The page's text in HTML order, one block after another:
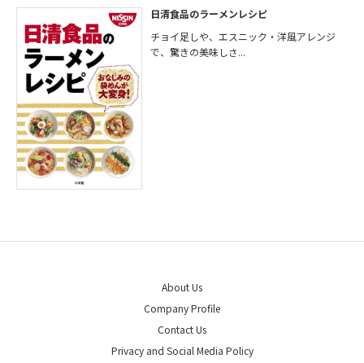
日清食品のラーメンレシピ
チョイ足しや、エスニック・洋風アレンジ
で、驚きの美味しさ...
About Us
Company Profile
Contact Us
Privacy and Social Media Policy